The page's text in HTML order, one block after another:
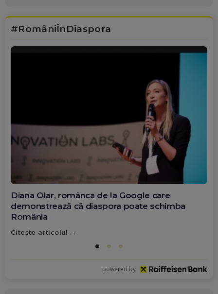
#RomâniÎnDiaspora
Diana Olar, românca de la Google care
demonstrează că diaspora poate schimba
România
Citește articolul
powered by